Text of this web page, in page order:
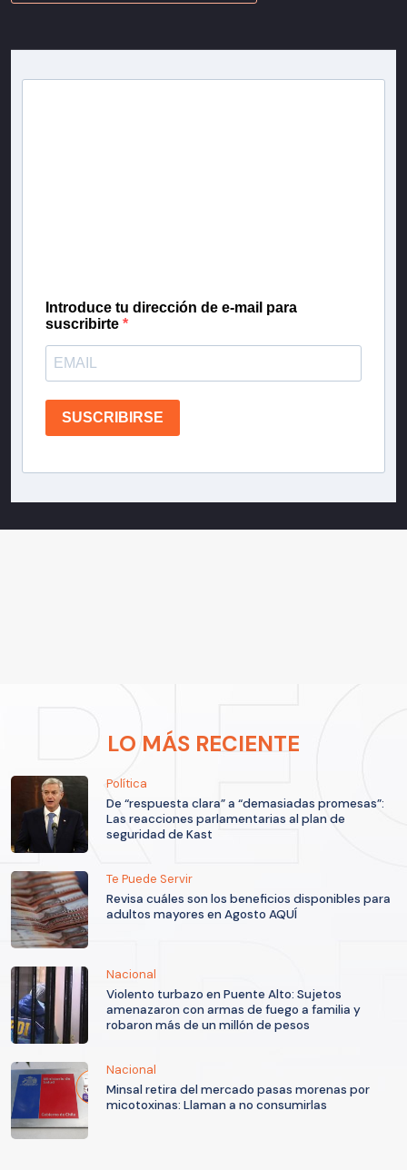
Introduce tu dirección de e-mail para
suscribirte
SUSCRIBIRSE
LO MÁS RECIENTE
Política
De “respuesta clara” a “demasiadas promesas”:
Las reacciones parlamentarias al plan de
seguridad de Kast
Te Puede Servir
Revisa cuáles son los beneficios disponibles para
adultos mayores en Agosto AQUÍ
Nacional
Violento turbazo en Puente Alto: Sujetos
amenazaron con armas de fuego a familia y
robaron más de un millón de pesos
Nacional
Minsal retira del mercado pasas morenas por
micotoxinas: Llaman a no consumirlas